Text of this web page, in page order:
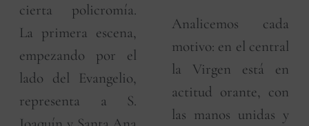
cierta policromía.
La primera escena,
empezando por el
lado del Evangelio,
representa a S.
Analicemos cada
motivo: en el central
la Virgen está en
actitud orante, con
las manos unidas y